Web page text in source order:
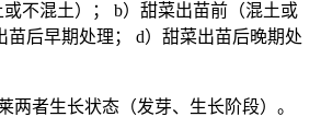
不混土）； b）甜菜出苗前（混土或
苗后早期处理； d）甜菜出苗后晚期处
两者生长状态（发芽、生长阶段）。